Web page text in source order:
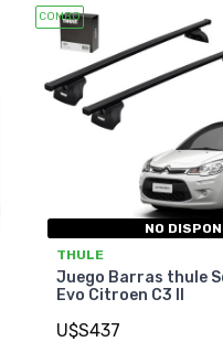
COMBO
NO
THULE
Juego Barras thule
Evo Citroen C3 II
U$S437